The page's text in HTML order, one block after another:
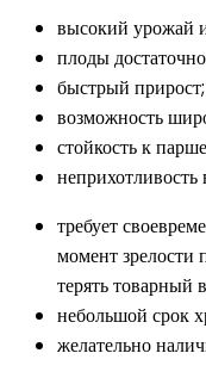
высокий урожай
плоды
быстрый прирост;
возможность
стойкость к
неприхотливость
требует
момент зрелости
терять товарный
небольшой срок
желательно